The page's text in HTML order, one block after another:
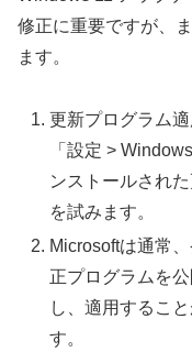
修正に重要ですが、
ます。
更新プログラム
「設定 >
ンストールされ
を試みます。
Microsoftは通常
正プログラムを
し、適用するこ
す。